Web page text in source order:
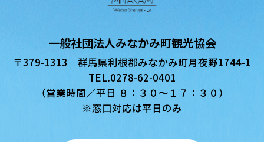
一般社団法人みなかみ町観光協会
〒379-1313 群馬県利根郡みなかみ町月夜野1744-1
TEL.0278-62-0401
（営業時間／平日 ８：３０〜１７：３０）
※窓口対応は平日のみ